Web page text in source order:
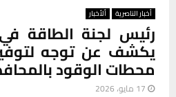
أخبار الناصرية ألأخبار
رئيس لجنة الطاقة
يكشف عن توجه
محطات الوقود
17 مايو، 2026